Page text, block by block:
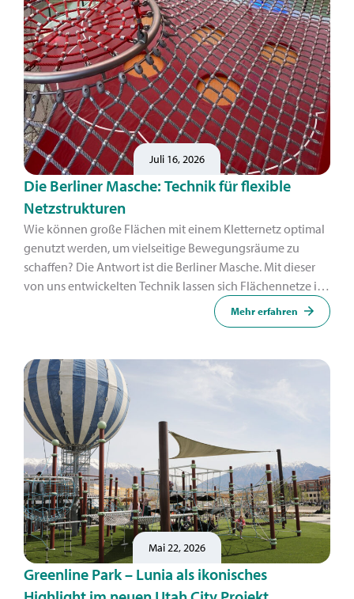
Juli 16, 2026
Die Berliner Masche: Technik für flexible
Netzstrukturen
Wie können große Flächen mit einem Kletternetz optimal
genutzt werden, um vielseitige Bewegungsräume zu
schaffen? Die Antwort ist die Berliner Masche. Mit dieser
von uns entwickelten Technik lassen sich Flächennetze in
Mehr erfahren
Mai 22, 2026
Greenline Park – Lunia als ikonisches